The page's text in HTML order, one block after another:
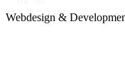
Webdesign &